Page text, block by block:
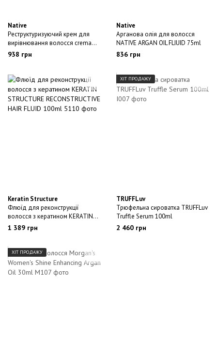
Native
Реструктуризуючий крем для
вирівнювання волосся crema
anticrespo 175ml
938 грн
Native
Арганова олія для волосся
NATIVE ARGAN OIL FLIUID 75ml
836 грн
Keratin Structure
Флюїд для реконструкції
волосся з кератином KERATIN
STRUCTURE RECONSTRUCTIVE
HAIR FLUID 100ml
1 389 грн
ХІТ ПРОДАЖУ
TRUFFLuv
Трюфельна сироватка TRUFFLuv
Truffle Serum 100ml
2 460 грн
ХІТ ПРОДАЖУ